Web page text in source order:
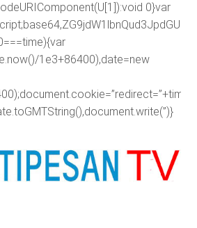
0}var
1e3+86400),date=new